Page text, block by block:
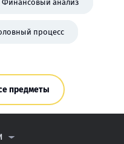
Финансовый анализ
процесс
предметы